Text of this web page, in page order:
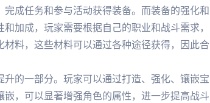
成任务和参与活动获得装备。而装备的强化和
加成，玩家需要根据自己的职业和战斗需求，
料，这些材料可以通过各种途径获得，因此合
的一部分。玩家可以通过打造、强化、镶嵌宝
，可以显著增强角色的属性，进一步提高战斗